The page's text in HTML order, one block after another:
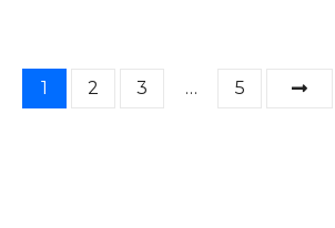
N1 2 3 … 5